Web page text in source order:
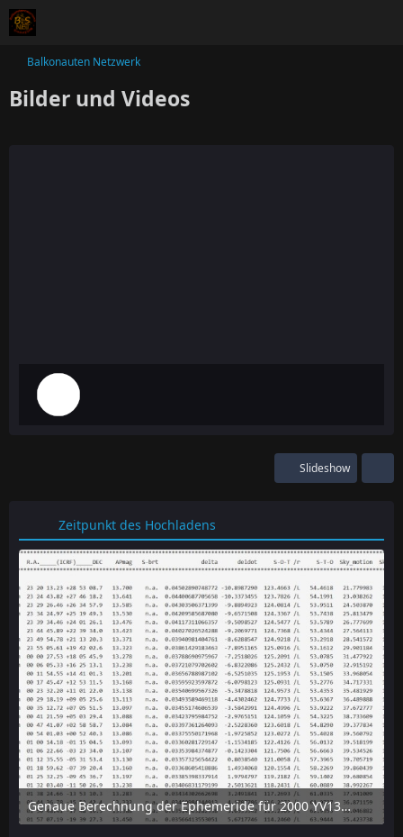
Balkonauten Netzwerk
Bilder und Videos
Slideshow
Zeitpunkt des Hochladens
Genaue Berechnung der Ephemeride für 2000 YV137 mit dem online-tool "Horizon" des JPL
6. August 2026 um 15:38